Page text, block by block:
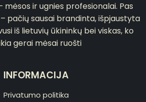
mėsos ir ugnies profesionalai. Pas
pačių sausai brandinta, išpjaustyta
iš lietuvių ūkininkų bei viskas, ko
gerai mėsai ruošti
INFORMACIJA
Privatumo politika